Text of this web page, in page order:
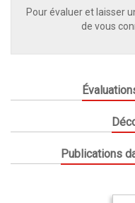
Pour évaluer et laisser
de vous
Publications